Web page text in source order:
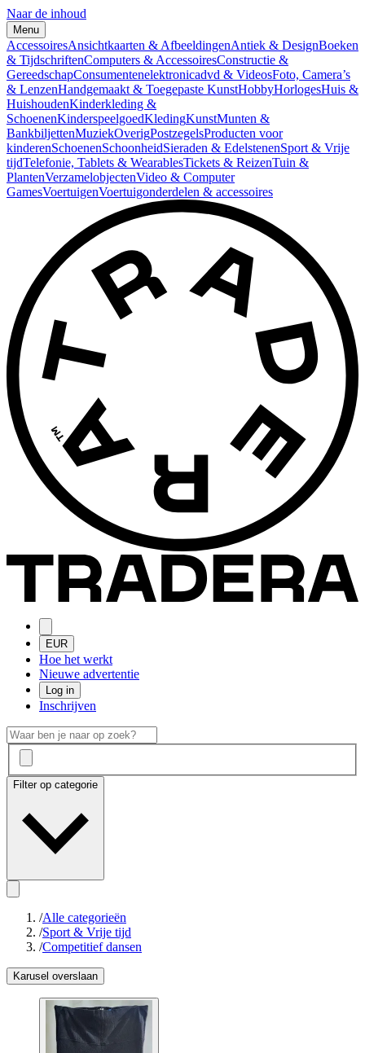
Naar de inhoud
Menu
AccessoiresAnsichtkaarten & AfbeeldingenAntiek & DesignBoeken
& TijdschriftenComputers & AccessoiresConstructie &
GereedschapConsumentenelektronicadvd & VideosFoto, Camera’s
& LenzenHandgemaakt & Toegepaste KunstHobbyHorlogesHuis &
HuishoudenKinderkleding &
SchoenenKinderspeelgoedKledingKunstMunten &
BankbiljettenMuziekOverigPostzegelsProducten voor
kinderenSchoenenSchoonheidSieraden & EdelstenenSport & Vrije
tijdTelefonie, Tablets & WearablesTickets & ReizenTuin &
PlantenVerzamelobjectenVideo & Computer
GamesVoertuigenVoertuigonderdelen & accessoires
EUR
Hoe het werkt
Nieuwe advertentie
Log in
Inschrijven
Filter op categorie
/Alle categorieën
/Sport & Vrije tijd
/Competitief dansen
Karusel overslaan